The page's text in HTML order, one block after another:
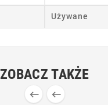
Używane
ZOBACZ TAKŻE
 